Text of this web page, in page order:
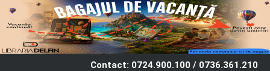
Contact: 0724.900.100 / 0736.361.210